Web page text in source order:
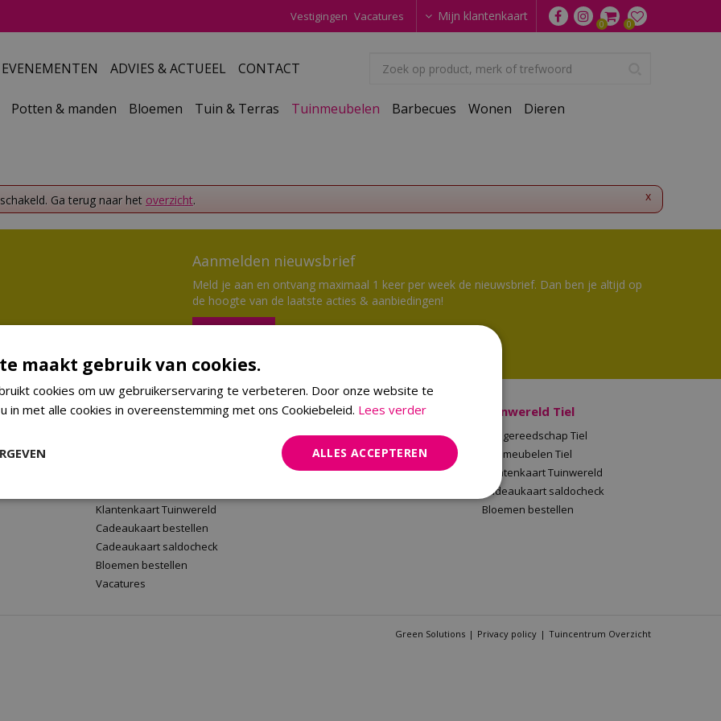
Vestigingen Vacatures Mijn klantenkaart
EVENEMENTEN ADVIES & ACTUEEL CONTACT
Potten & manden Bloemen Tuin & Terras Tuinmeubelen Barbecues Wonen Dieren
x
Ga terug naar het overzicht.
Aanmelden nieuwsbrief
Meld je aan en ontvang maximaal 1 keer per week de nieuwsbrief. Dan ben je altijd op
de hoogte van de laatste acties & aanbiedingen!
Aanmelden
Tuinwereld Wijchen
Klantenkaart Tuinwereld
Cadeaukaart bestellen
Cadeaukaart saldocheck
Bloemen bestellen
Vacatures
Tuinwereld Malden
Planten Malden
Klantenkaart Tuinwereld
Cadeaukaart saldocheck
Tuinwereld Tiel
Tuingereedschap Tiel
Tuinmeubelen Tiel
Klantenkaart Tuinwereld
Cadeaukaart saldocheck
Bloemen bestellen
Green Solutions Privacy policy Tuincentrum Overzicht
maakt gebruik van cookies.
cookies om uw gebruikerservaring te verbeteren. Door onze website te
in met alle cookies in overeenstemming met ons Cookiebeleid. Lees verder
ALLES ACCEPTEREN